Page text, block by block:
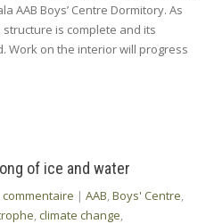
AAB Boys’ Centre Dormitory. As
structure is complete and its
Work on the interior will progress
of ice and water
commentaire | AAB Boys' Centre
climate change